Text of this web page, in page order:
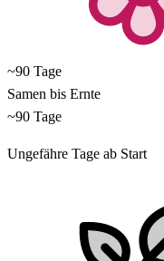
~90 Tage
Samen bis Ernte
~90 Tage
Ungefähre Tage ab Start